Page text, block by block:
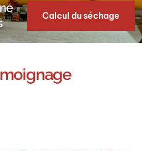
Calcul du séchage